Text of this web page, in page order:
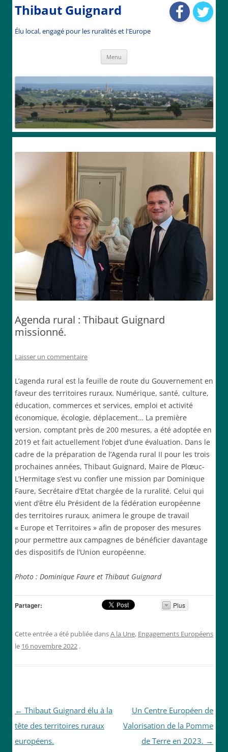
Thibaut Guignard
Élu local, engagé pour les ruralités et l'Europe
Menu
Agenda rural : Thibaut Guignard
missionné.
Laisser un commentaire
L’agenda rural est la feuille de route du Gouvernement en
faveur des territoires ruraux. Numérique, santé, culture,
éducation, commerces et services, emploi et activité
économique, écologie, déplacement… La première
version, comptant près de 200 mesures, a été adoptée en
2019 et fait actuellement l’objet d’une évaluation. Dans le
cadre de la préparation de l’Agenda rural II pour les trois
prochaines années, Thibaut Guignard, Maire de Plœuc-
L’Hermitage s’est vu confier une mission par Dominique
Faure, Secrétaire d’Etat chargée de la ruralité. Celui qui
vient d’être élu Président de la fédération européenne
des territoires ruraux, animera le groupe de travail
« Europe et Territoires » afin de proposer des mesures
pour permettre aux campagnes de bénéficier davantage
des dispositifs de l’Union européenne.
Photo : Dominique Faure et Thibaut Guignard
Partager: Plus
Cette entrée a été publiée dansA la Une, Engagements Européens
le 16 novembre 2022 .
Navigation
des
articles
← Thibaut Guignard élu à la
tête des territoires ruraux
européens.
Un Centre Européen de
Valorisation de la Pomme
de Terre en 2023. →